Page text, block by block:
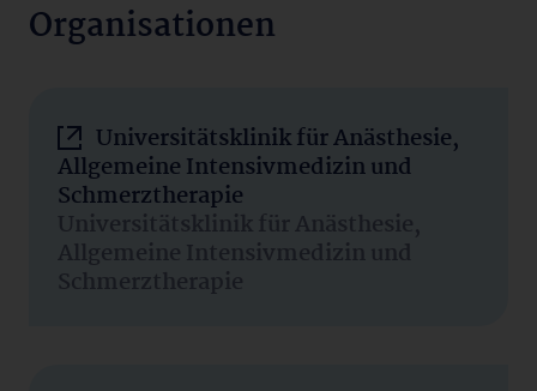
Organisationen
Universitätsklinik für Anästhesie,
Allgemeine Intensivmedizin und
Schmerztherapie
Universitätsklinik für Anästhesie,
Allgemeine Intensivmedizin und
Schmerztherapie